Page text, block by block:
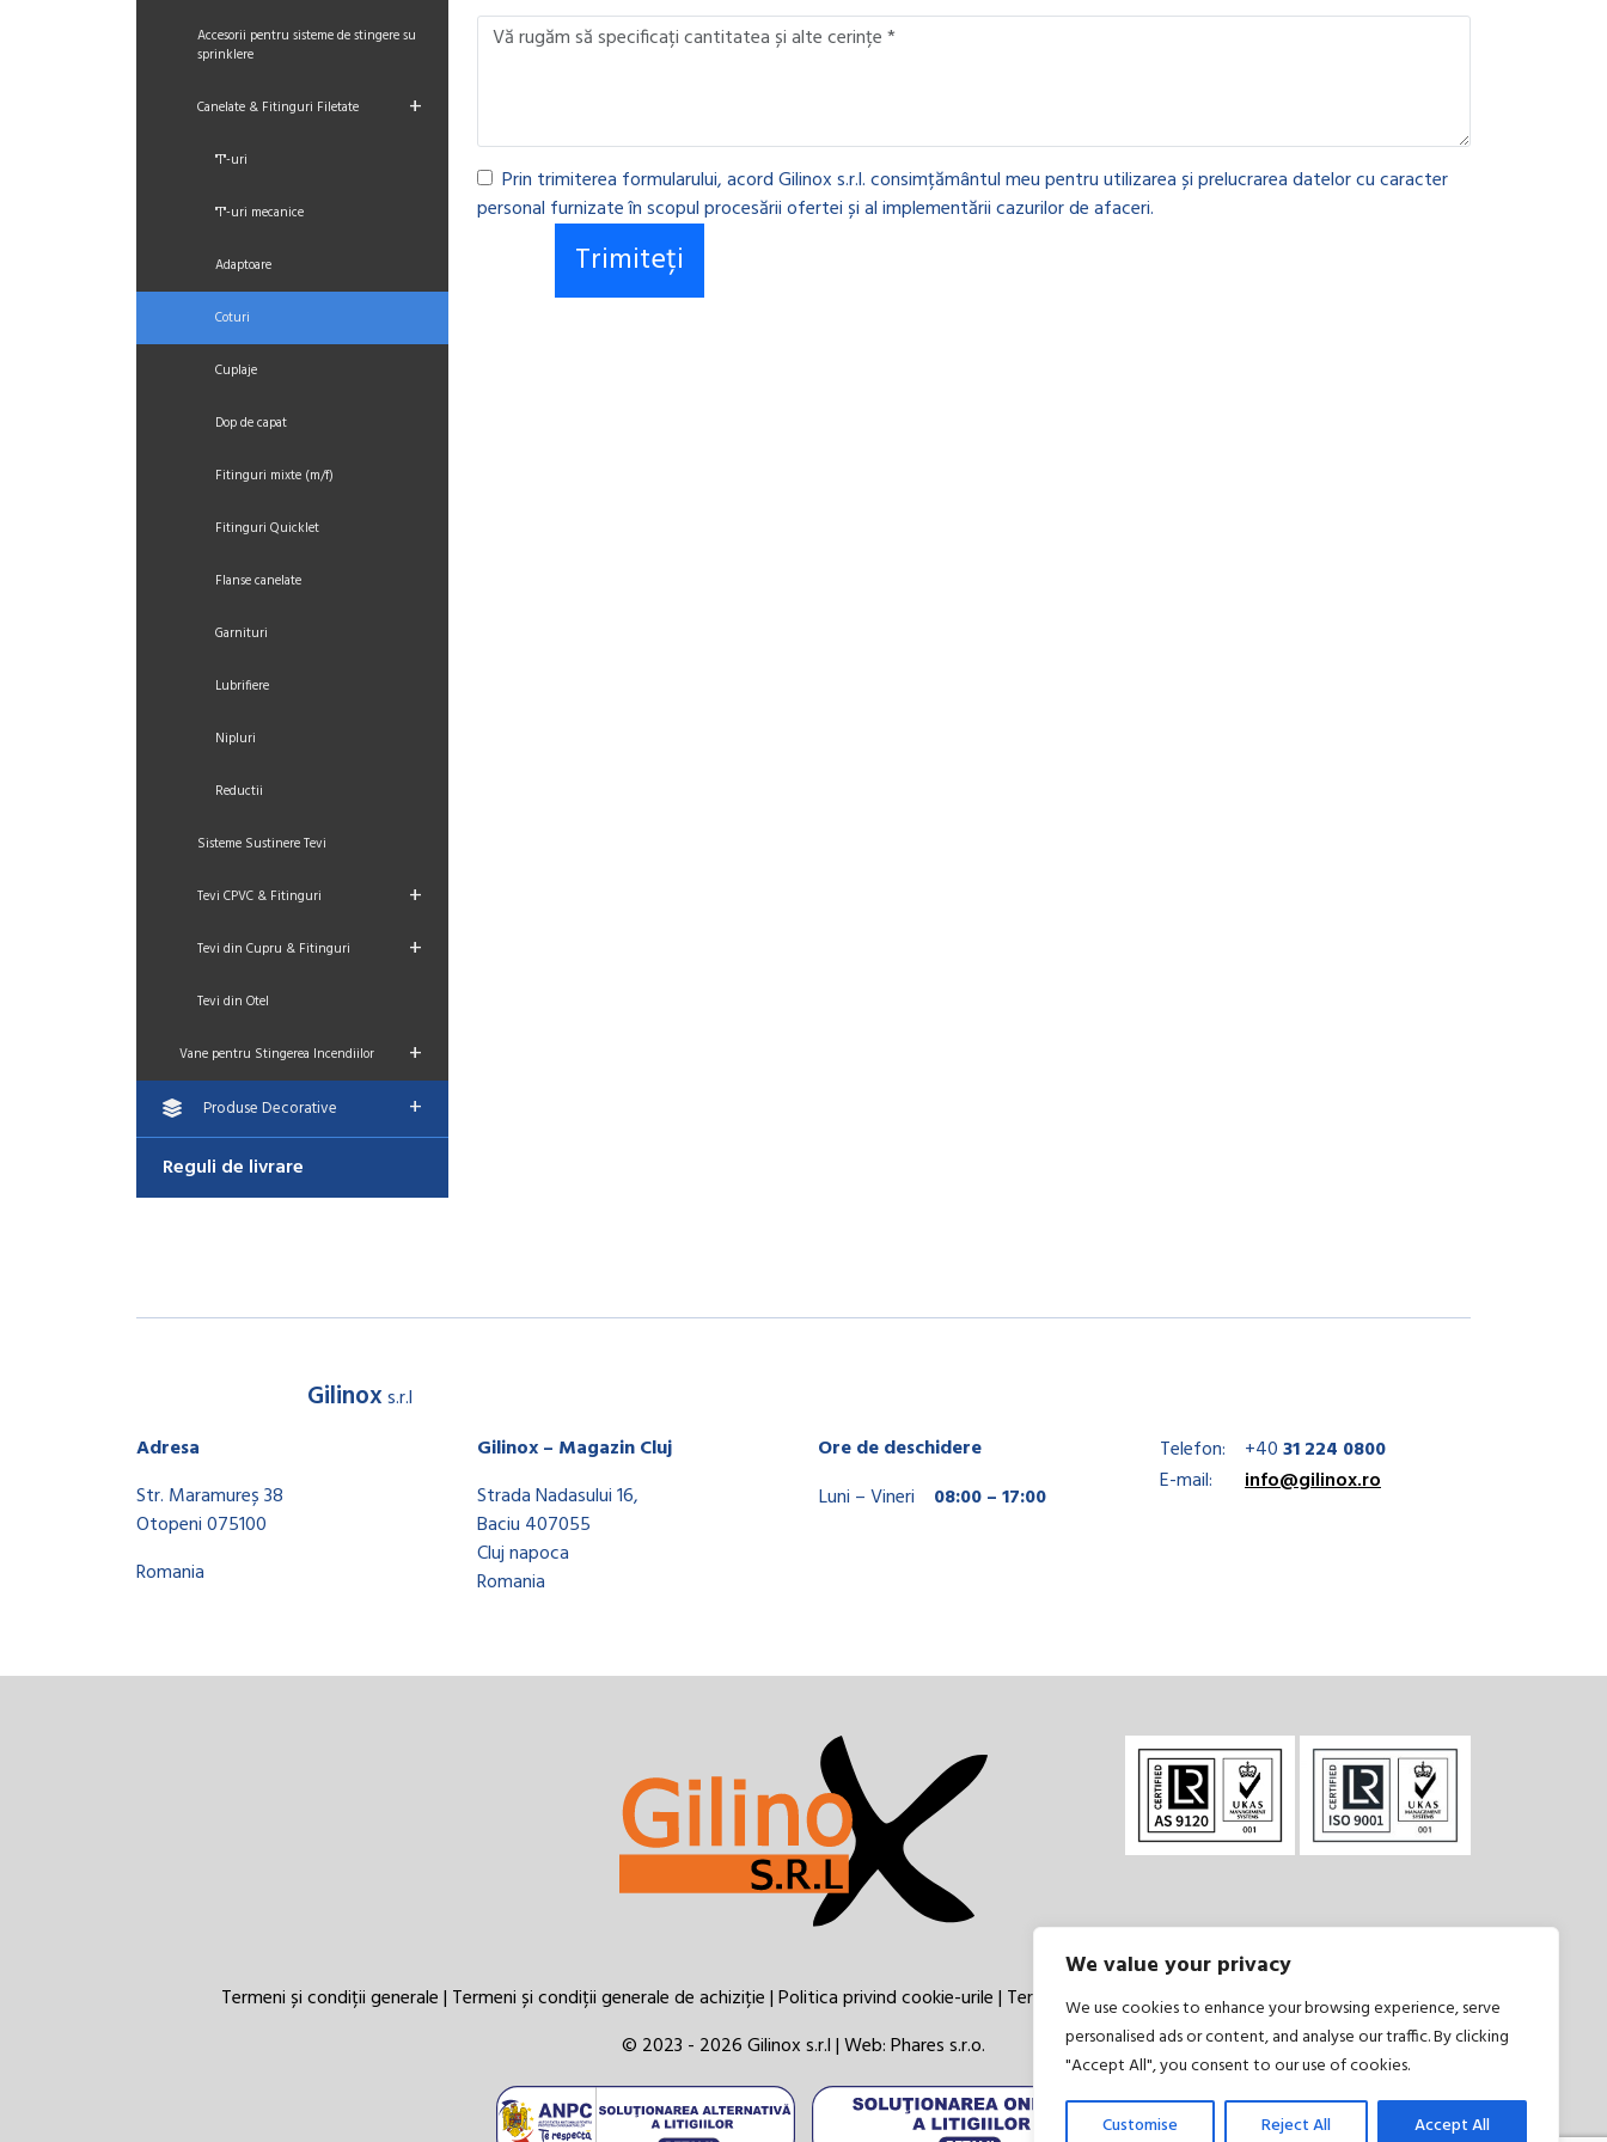
We value your privacy
We use cookies to enhance your browsing experience, serve
personalised ads or content, and analyse our traffic. By clicking
"Accept All", you consent to our use of cookies.
Customise Reject All Accept All
Accesorii pentru sisteme de stingere su
sprinklere
Canelate & Fitinguri Filetate +
"T"-uri
"T"-uri mecanice
Adaptoare
Coturi
Cuplaje
Dop de capat
Fitinguri mixte (m/f)
Fitinguri Quicklet
Flanse canelate
Garnituri
Lubrifiere
Nipluri
Reductii
Sisteme Sustinere Tevi
Tevi CPVC & Fitinguri +
Tevi din Cupru & Fitinguri +
Tevi din Otel
Vane pentru Stingerea Incendiilor +
Produse Decorative +
Reguli de livrare
Prin trimiterea formularului, acord Gilinox s.r.l. consimțământul meu pentru utilizarea și prelucrarea datelor cu caracter
personal furnizate în scopul procesării ofertei și al implementării cazurilor de afaceri.
Gilinoxs.r.l
Adresa
Str. Maramureș 38
Otopeni 075100
Romania
Gilinox – Magazin Cluj
Strada Nadasului 16,
Baciu 407055
Cluj napoca
Romania
Ore de deschidere
Luni – Vineri
08:00 – 17:00
Telefon: +4031 224 0800
E-mail:
info@gilinox.ro
Termeni și condiții generale| Termeni și condiții generale de achiziție|Politica privind cookie-urile| Termeni și condiții|Politică de confidențialitate
© 2023 - 2026 Gilinox s.r.l | Web:Phares s.r.o.